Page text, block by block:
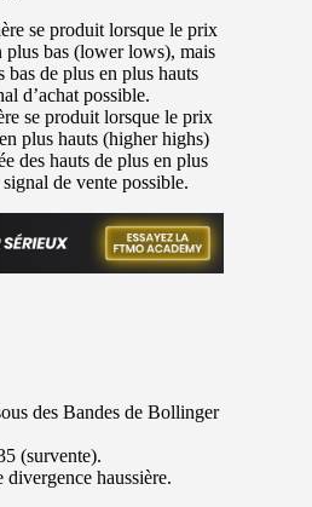
se produit lorsque le prix
plus bas (lower lows), mais
de plus en plus hauts
d’achat possible.
se produit lorsque le prix
plus hauts (higher highs)
des hauts de plus en plus
de vente possible.
des Bandes de Bollinger
(survente).
haussière.